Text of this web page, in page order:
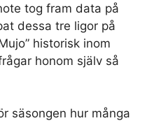
tog fram data på
dessa tre ligor på
historisk inom
honom själv så
säsongen hur många